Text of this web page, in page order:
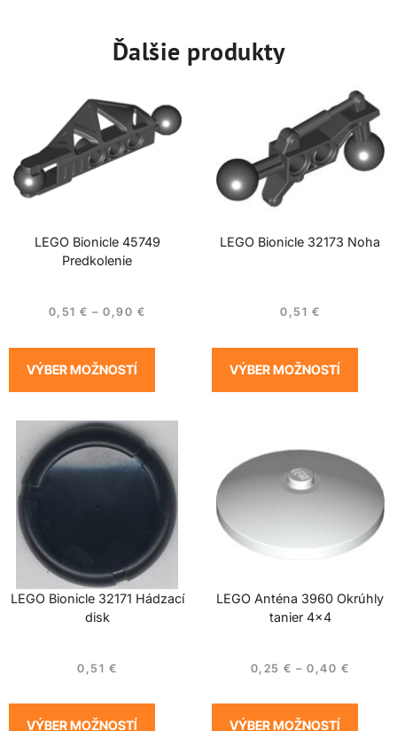
Ďalšie produkty
LEGO Bionicle 45749
Predkolenie
0,51€ – 0,90 €
VÝBER MOŽNOSTÍ
LEGO Bionicle 32173 Noha
0,51 €
VÝBER MOŽNOSTÍ
LEGO Bionicle 32171 Hádzací
disk
0,51 €
VÝBER MOŽNOSTÍ
LEGO Anténa 3960 Okrúhly
tanier 4×4
0,25€ – 0,40 €
VÝBER MOŽNOSTÍ